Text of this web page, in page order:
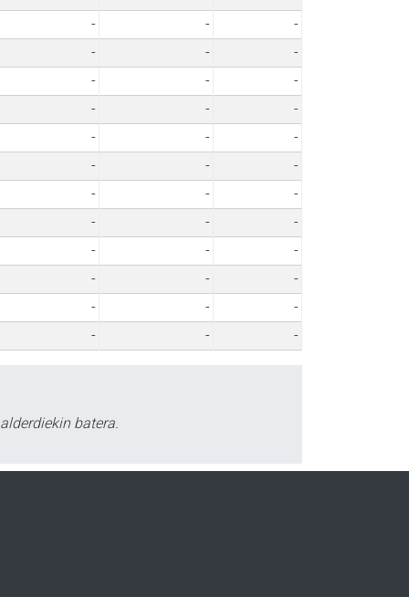
- -
-
- -
-
- -
-
- -
-
- -
-
- -
-
- -
-
- -
-
- -
-
- -
-
- -
-
- - -
batera.